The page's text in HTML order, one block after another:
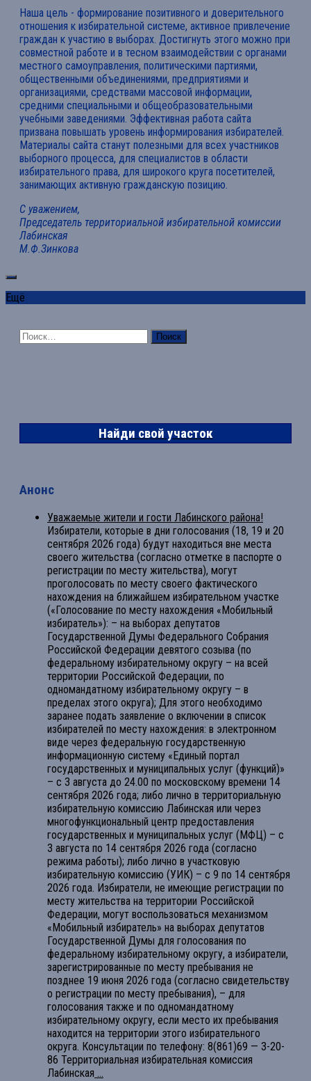
Наша цель - формирование позитивного и доверительного
отношения к избирательной системе, активное привлечение
граждан к участию в выборах. Достигнуть этого можно при
совместной работе и в тесном взаимодействии с органами
местного самоуправления, политическими партиями,
общественными объединениями, предприятиями и
организациями, средствами массовой информации,
средними специальными и общеобразовательными
учебными заведениями. Эффективная работа сайта
призвана повышать уровень информирования избирателей.
Материалы сайта станут полезными для всех участников
выборного процесса, для специалистов в области
избирательного права, для широкого круга посетителей,
занимающих активную гражданскую позицию.
С уважением,
Председатель территориальной избирательной комиссии
Лабинская
М.Ф.Зинкова
Ещё
Найти:
Найди свой участок
Анонс
Уважаемые жители и гости Лабинского района!
Избиратели, которые в дни голосования (18, 19 и 20
сентября 2026 года) будут находиться вне места
своего жительства (согласно отметке в паспорте о
регистрации по месту жительства), могут
проголосовать по месту своего фактического
нахождения на ближайшем избирательном участке
(«Голосование по месту нахождения «Мобильный
избиратель»): – на выборах депутатов
Государственной Думы Федерального Собрания
Российской Федерации девятого созыва (по
федеральному избирательному округу – на всей
территории Российской Федерации, по
одномандатному избирательному округу – в
пределах этого округа); Для этого необходимо
заранее подать заявление о включении в список
избирателей по месту нахождения: в электронном
виде через федеральную государственную
информационную систему «Единый портал
государственных и муниципальных услуг (функций)»
– с 3 августа до 24.00 по московскому времени 14
сентября 2026 года; либо лично в территориальную
избирательную комиссию Лабинская или через
многофункциональный центр предоставления
государственных и муниципальных услуг (МФЦ) – с
3 августа по 14 сентября 2026 года (согласно
режима работы); либо лично в участковую
избирательную комиссию (УИК) – с 9 по 14 сентября
2026 года. Избиратели, не имеющие регистрации по
месту жительства на территории Российской
Федерации, могут воспользоваться механизмом
«Мобильный избиратель» на выборах депутатов
Государственной Думы для голосования по
федеральному избирательному округу, а избиратели,
зарегистрированные по месту пребывания не
позднее 19 июня 2026 года (согласно свидетельству
о регистрации по месту пребывания), – для
голосования также и по одномандатному
избирательному округу, если место их пребывания
находится на территории этого избирательного
округа. Консультации по телефону: 8(861)69 — 3-20-
86 Территориальная избирательная комиссия
Лабинская ...